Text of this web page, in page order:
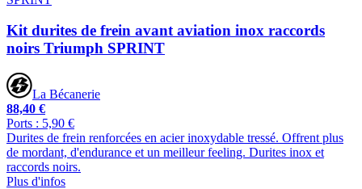
Kit durites de frein avant aviation inox raccords
noirs Triumph SPRINT
La Bécanerie
88,40 €
Ports : 5,90 €
Durites de frein renforcées en acier inoxydable tressé. Offrent plus
de mordant, d'endurance et un meilleur feeling. Durites inox et
raccords noirs.
Plus d'infos